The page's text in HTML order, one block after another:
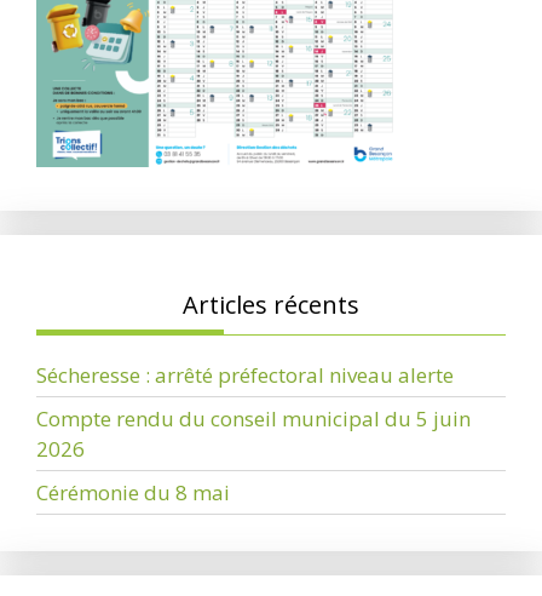
Articles récents
Sécheresse : arrêté préfectoral niveau alerte
Compte rendu du conseil municipal du 5 juin
2026
Cérémonie du 8 mai